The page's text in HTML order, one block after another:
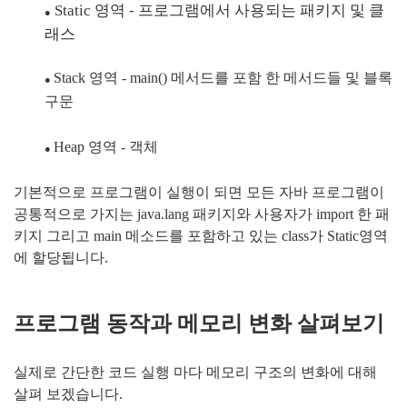
● Static 영역 - 프로그램에서 사용되는 패키지 및 클
래스
● Stack 영역 - main() 메서드를 포함 한 메서드들 및 블록
구문
● Heap 영역 - 객체
기본적으로 프로그램이 실행이 되면 모든 자바 프로그램이
공통적으로 가지는 java.lang 패키지와 사용자가 import 한 패
키지 그리고 main 메소드를 포함하고 있는 class가 Static영역
에 할당됩니다.
프로그램 동작과 메모리 변화 살펴보기
실제로 간단한 코드 실행 마다 메모리 구조의 변화에 대해
살펴 보겠습니다.